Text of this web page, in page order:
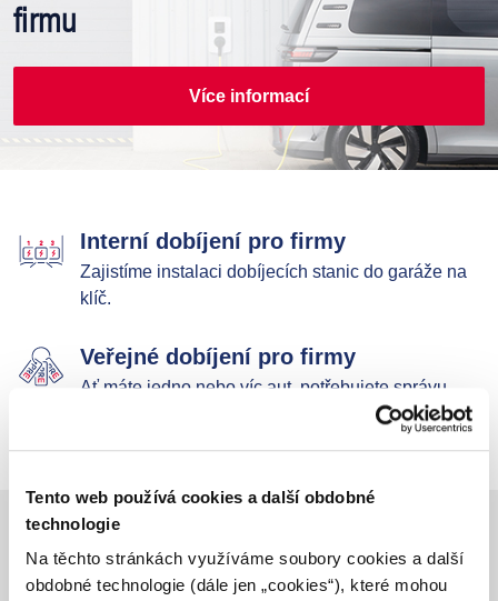
Tento web používá cookies a další obdobné
technologie
Na těchto stránkách využíváme soubory cookies a další
obdobné technologie (dále jen „cookies“), které mohou
firmu
Více informací
Interní dobíjení pro firmy
Zajistíme instalaci dobíjecích stanic do garáže na
klíč.
Veřejné dobíjení pro firmy
Ať máte jedno nebo víc aut, potřebujete správu
Hledáte dobíjení pro domácnosti?
I pro domácnosti nabízíme širokou škálu služeb.